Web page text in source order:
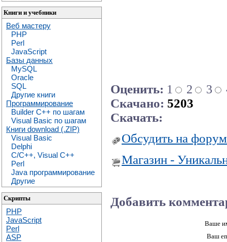
Книги и учебники
Веб мастеру
PHP
Perl
JavaScript
Базы данных
MySQL
Oracle
SQL
Другие книги
Программирование
Builder C++ по шагам
Visual Basic по шагам
Книги download (.ZIP)
Visual Basic
Delphi
C/C++, Visual C++
Perl
Java программирование
Другие
Скрипты
PHP
JavaScript
Perl
ASP
Оценить: 1 2 3
Скачано: 5203
Скачать:
Обсудить на
Магазин -
Добавить
Ваше
Ваш